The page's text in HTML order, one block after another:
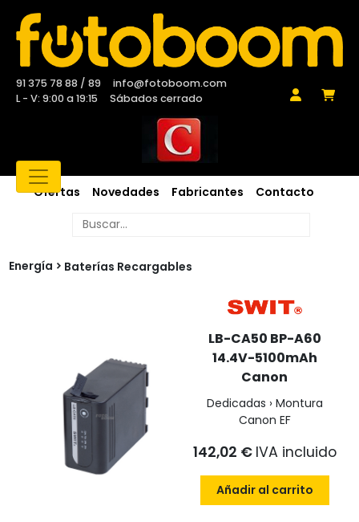
91 375 78 88 / 89
info@fotoboom.com
L - V: 9:00 a 19:15
Sábados cerrado
Ofertas Novedades Fabricantes Contacto
Energía Baterías Recargables
LB-CA50 BP-A60
14.4V-5100mAh
Canon
Dedicadas › Montura
Canon EF
142,02 € IVA incluido
Añadir al carrito